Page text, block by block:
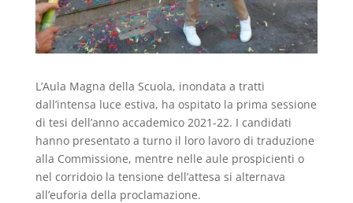
L’Aula Magna della Scuola, inondata a tratti
dall’intensa luce estiva, ha ospitato la prima sessione
di tesi dell’anno accademico 2021-22. I candidati
hanno presentato a turno il loro lavoro di traduzione
alla Commissione, mentre nelle aule prospicienti o
nel corridoio la tensione dell’attesa si alternava
all’euforia della proclamazione.